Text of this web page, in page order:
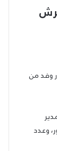
وفد من
وعدد